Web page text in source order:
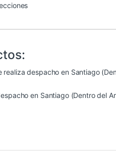
realiza despacho en Santiago
en Santiago (Dentro del